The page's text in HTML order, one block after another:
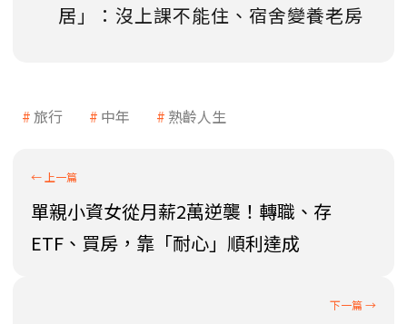
居」：沒上課不能住、宿舍變養老房
旅行 中年 熟齡人生
單親小資女從月薪2萬逆襲！轉職、存
ETF、買房，靠「耐心」順利達成